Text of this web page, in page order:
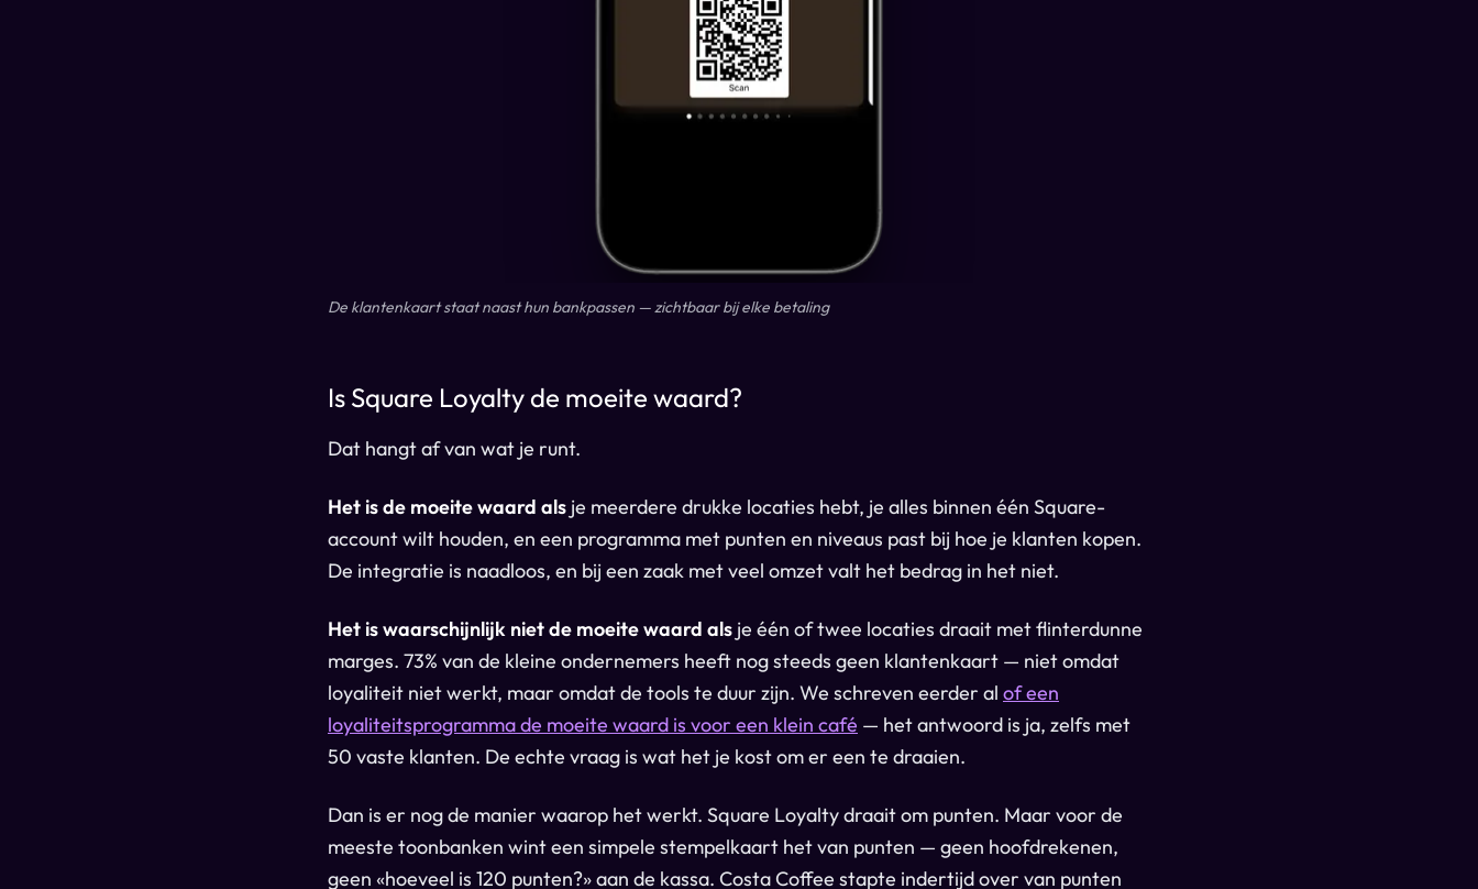
De klantenkaart staat naast hun bankpassen — zichtbaar bij elke betaling
Is Square Loyalty de moeite waard?
Dat hangt af van wat je runt.
Het is de moeite waard als je meerdere drukke locaties hebt, je alles binnen één Square-
account wilt houden, en een programma met punten en niveaus past bij hoe je klanten kopen.
De integratie is naadloos, en bij een zaak met veel omzet valt het bedrag in het niet.
Het is waarschijnlijk niet de moeite waard als je één of twee locaties draait met flinterdunne
marges. 73% van de kleine ondernemers heeft nog steeds geen klantenkaart — niet omdat
loyaliteit niet werkt, maar omdat de tools te duur zijn. We schreven eerder al of een
loyaliteitsprogramma de moeite waard is voor een klein café — het antwoord is ja, zelfs met
50 vaste klanten. De echte vraag is wat het je kost om er een te draaien.
Dan is er nog de manier waarop het werkt. Square Loyalty draait om punten. Maar voor de
meeste toonbanken wint een simpele stempelkaart het van punten — geen hoofdrekenen,
geen «hoeveel is 120 punten?» aan de kassa. Costa Coffee stapte indertijd over van punten